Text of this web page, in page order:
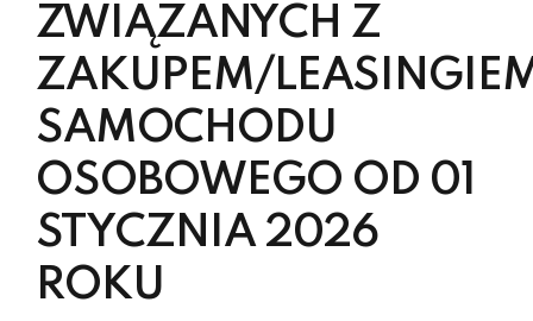
ZWIĄZANYCH Z
ZAKUPEM/
SAMOCHODU
OSOBOWEGO OD 01
STYCZNIA 2026
ROKU